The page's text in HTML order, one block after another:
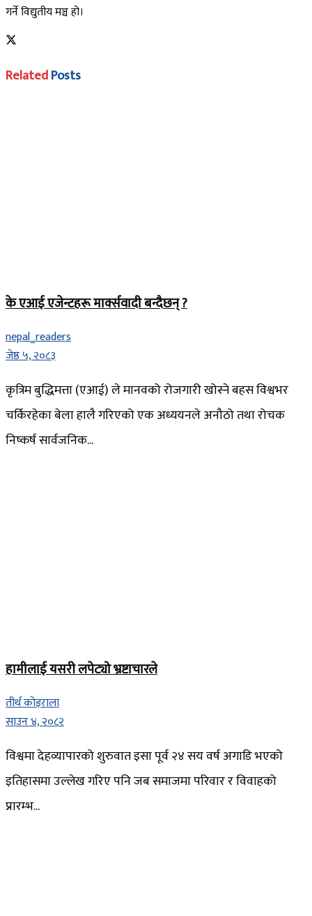
गर्ने विद्युतीय मञ्च हो।
RelatedPosts
के एआई एजेन्टहरू मार्क्सवादी बन्दैछन् ?
nepal_readers
जेष्ठ ५, २०८३
कृत्रिम बुद्धिमत्ता (एआई) ले मानवको रोजगारी खोस्ने बहस विश्वभर
चर्किरहेका बेला हालै गरिएको एक अध्ययनले अनौठो तथा रोचक
निष्कर्ष सार्वजनिक...
हामीलाई यसरी लपेट्यो भ्रष्टाचारले
तीर्थ कोइराला
साउन ४, २०८२
विश्वमा देहव्यापारको शुरुवात इसा पूर्व २४ सय वर्ष अगाडि भएको
इतिहासमा उल्लेख गरिए पनि जब समाजमा परिवार र विवाहको
प्रारम्भ...